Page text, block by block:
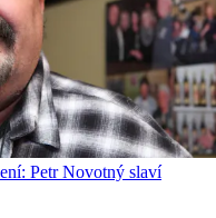
Petr Novotný slaví